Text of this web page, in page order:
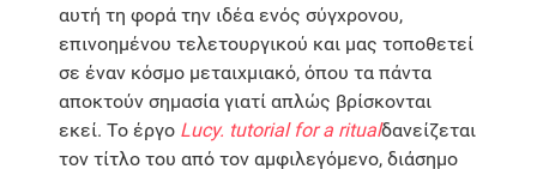
αυτή τη φορά την ιδέα ενός σύγχρονου,
επινοημένου τελετουργικού και μας τοποθετεί
σε έναν κόσμο μεταιχμιακό, όπου τα πάντα
αποκτούν σημασία γιατί απλώς βρίσκονται
εκεί. Το έργο Lucy. tutorial for a ritualδανείζεται
τον τίτλο του από τον αμφιλεγόμενο, διάσημο